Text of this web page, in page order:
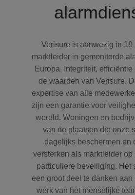
Verisure is aanwezig in 18
marktleider in gemonitorde
Europa. Integriteit,
de waarden van Verisure.
expertise van alle
zijn een garantie voor
wereld. Woningen en
van de plaatsen die onze
dagelijks beschermen en
versterken als marktleider op
particuliere beveiliging. Het
een groot deel te danken aan
werk van het menselijke